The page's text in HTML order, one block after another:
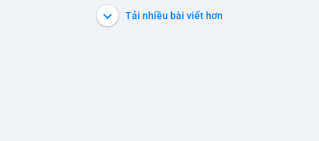
Tải nhiều bài viết hơn